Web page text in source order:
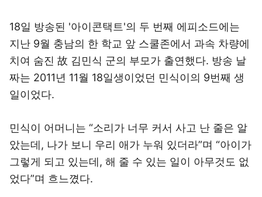
18일 방송된 '아이콘택트'의 두 번째 에피소드에는
지난 9월 충남의 한 학교 앞 스쿨존에서 과속 차량에
치여 숨진 故 김민식 군의 부모가 출연했다. 방송 날
짜는 2011년 11월 18일생이었던 민식이의 9번째 생
일이었다.
민식이 어머니는 “소리가 너무 커서 사고 난 줄은 알
았는데, 나가 보니 우리 애가 누워 있더라”며 “아이가
그렇게 되고 있는데, 해 줄 수 있는 일이 아무것도 없
었다”며 흐느꼈다.